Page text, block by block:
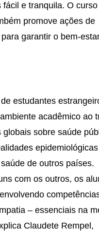
fácil e tranquila. O
promove ações de
garantir o bem-
estudantes
acadêmico ao
globais sobre saúde
de outros países.
com os outros, os
– essenciais na
Claudete Rempel,